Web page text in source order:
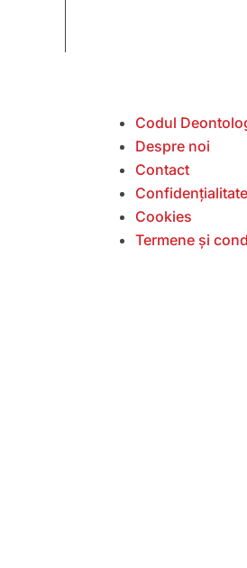
: e-
Codul
Despre noi
Contact
Confidențialitate
Cookies
Termene și